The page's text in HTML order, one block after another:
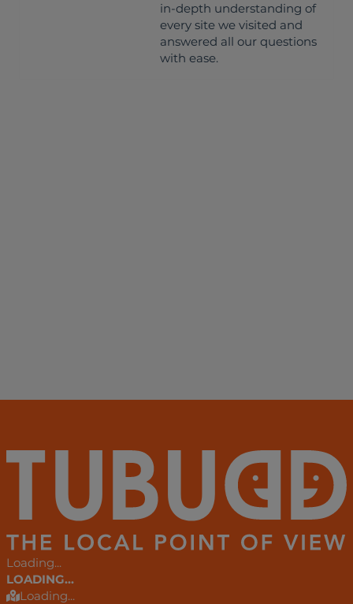
in-depth understanding of
every site we visited and
answered all our questions
with ease.
Loading...
LOADING...
Loading...